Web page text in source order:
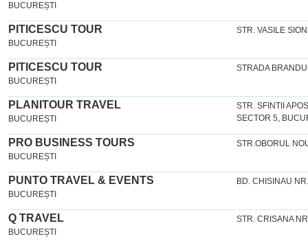
BUCUREȘTI
PITICESCU TOUR
BUCUREȘTI
STR. VASILE
PITICESCU TOUR
BUCUREȘTI
STRADA
PLANITOUR TRAVEL
BUCUREȘTI
STR. SFINTII
SECTOR 5,
PRO BUSINESS TOURS
BUCUREȘTI
STR.OBORUL
PUNTO TRAVEL & EVENTS
BUCUREȘTI
BD. CHISINAU
Q TRAVEL
BUCUREȘTI
STR. CRISANA